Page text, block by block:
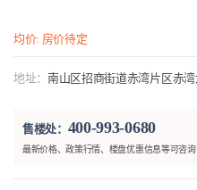
均价: 房价待定
地址：
售楼处： 400-993-0680
最新价格、政策行情、楼盘优惠信息等可咨询